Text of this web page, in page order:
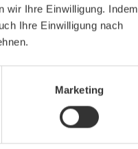
wir Ihre Einwilligung. Indem
Ihre Einwilligung nach
Marketing